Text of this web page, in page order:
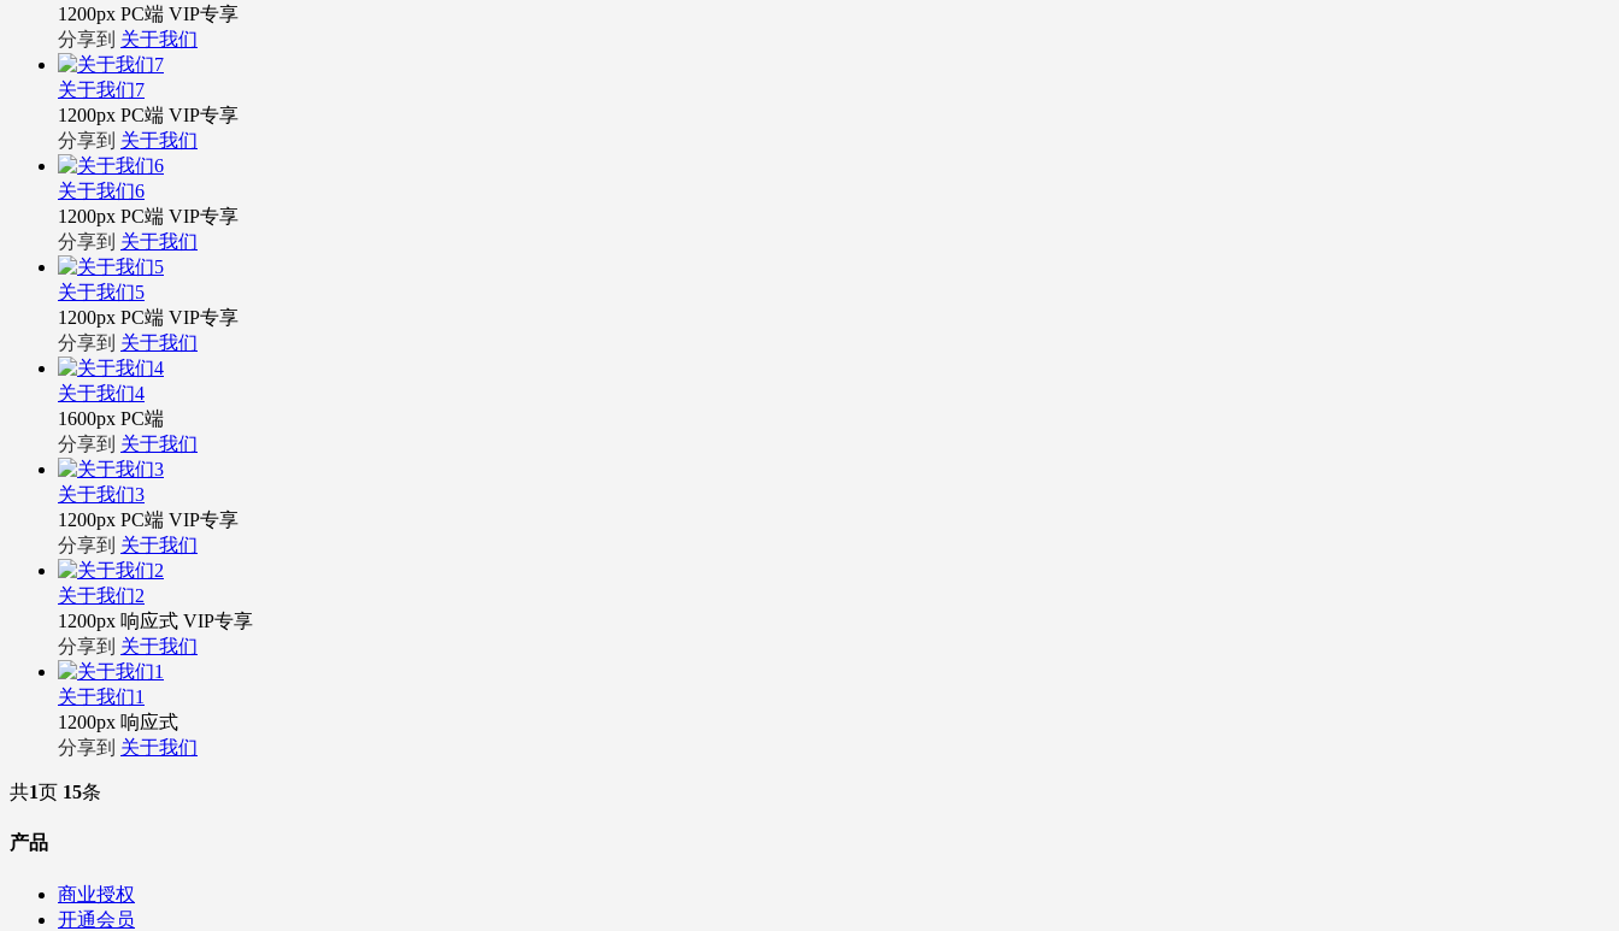
1200px PC端 VIP专享
分享到 关于我们
关于我们7
1200px PC端 VIP专享
分享到 关于我们
关于我们6
1200px PC端 VIP专享
分享到 关于我们
关于我们5
1200px PC端 VIP专享
分享到 关于我们
关于我们4
1600px PC端
分享到 关于我们
关于我们3
1200px PC端 VIP专享
分享到 关于我们
关于我们2
1200px 响应式 VIP专享
分享到 关于我们
关于我们1
1200px 响应式
分享到 关于我们
共1页 15条
产品
商业授权
开通会员